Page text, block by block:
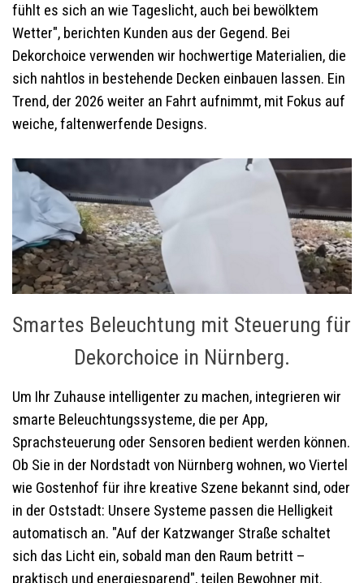
fühlt es sich an wie Tageslicht, auch bei bewölktem
Wetter", berichten Kunden aus der Gegend. Bei
Dekorchoice verwenden wir hochwertige Materialien, die
sich nahtlos in bestehende Decken einbauen lassen. Ein
Trend, der 2026 weiter an Fahrt aufnimmt, mit Fokus auf
weiche, faltenwerfende Designs.
Smartes Beleuchtung mit Steuerung für
Dekorchoice in Nürnberg.
Um Ihr Zuhause intelligenter zu machen, integrieren wir
smarte Beleuchtungssysteme, die per App,
Sprachsteuerung oder Sensoren bedient werden können.
Ob Sie in der Nordstadt von Nürnberg wohnen, wo Viertel
wie Gostenhof für ihre kreative Szene bekannt sind, oder
in der Oststadt: Unsere Systeme passen die Helligkeit
automatisch an. "Auf der Katzwanger Straße schaltet
sich das Licht ein, sobald man den Raum betritt –
praktisch und energiesparend", teilen Bewohner mit.